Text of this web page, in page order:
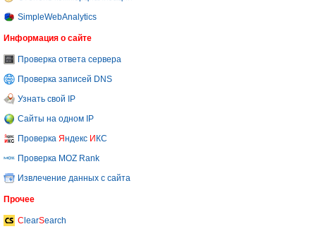
SimpleWebAnalytics
Информация о сайте
Проверка ответа сервера
Проверка записей DNS
Узнать свой IP
Сайты на одном IP
Проверка Яндекс И КС
Проверка MOZ Rank
Извлечение данных с сайта
Прочее
C learSearch